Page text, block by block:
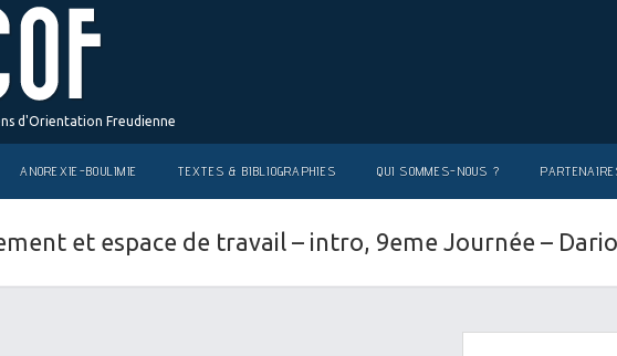
d'Orientation Freudienne
ANOREXIE-BOULIMIE TEXTES & BIBLIOGRAPHIES QUI SOMMES-NOUS ?
et espace de travail – intro, 9eme Journée – Dario